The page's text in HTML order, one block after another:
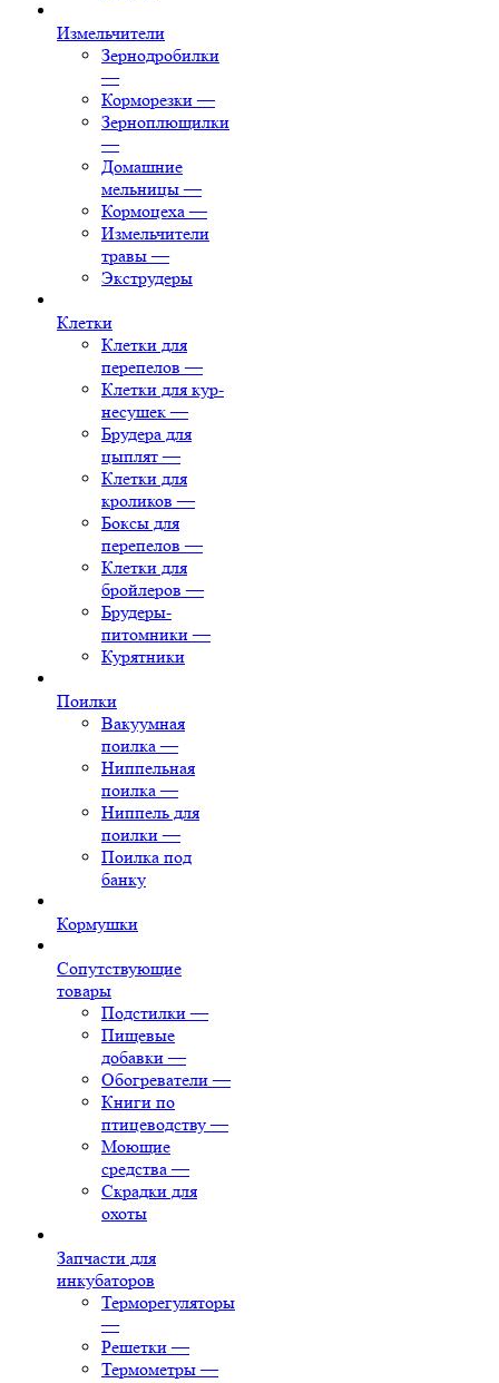
Измельчители
Зернодробилки
—
Корморезки —
Зерноплющилки
—
Домашние
мельницы —
Кормоцеха —
Измельчители
травы —
Экструдеры
Клетки
Клетки для
перепелов —
Клетки для кур-
несушек —
Брудера для
цыплят —
Клетки для
кроликов —
Боксы для
перепелов —
Клетки для
бройлеров —
Брудеры-
питомники —
Курятники
Поилки
Вакуумная
поилка —
Ниппельная
поилка —
Ниппель для
поилки —
Поилка под
банку
Кормушки
Сопутствующие
товары
Подстилки —
Пищевые
добавки —
Обогреватели —
Книги по
птицеводству —
Моющие
средства —
Скрадки для
охоты
Запчасти для
инкубаторов
Терморегуляторы
—
Решетки —
Термометры —